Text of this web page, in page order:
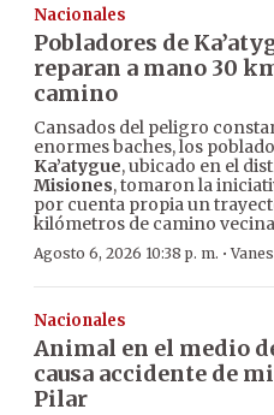
Nacionales
Pobladores de
reparan a mano 30
camino
Cansados del peligro
enormes baches, los
Ka’atygue, ubicado en el
Misiones, tomaron la
por cuenta propia un
kilómetros de camino
Agosto 6, 2026 10:38 p. m. ·
Nacionales
Animal en el medio
causa accidente de
Pilar